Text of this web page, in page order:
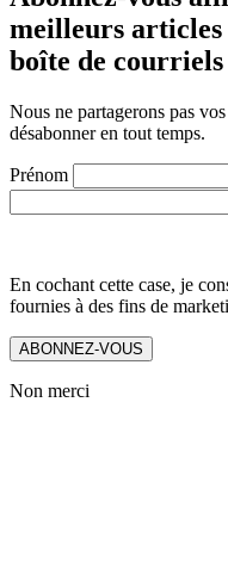
meilleurs
boîte de courriels
Nous ne partagerons pas
désabonner en tout temps.
Prénom
En cochant cette case, je
fournies à des fins de
ABONNEZ-VOUS
Non merci